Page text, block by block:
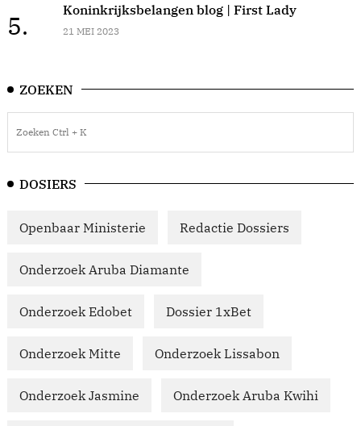
5.
Koninkrijksbelangen blog | First Lady
21 MEI 2023
ZOEKEN
DOSIERS
Openbaar Ministerie Redactie Dossiers
Onderzoek Aruba Diamante
Onderzoek Edobet Dossier 1xBet
Onderzoek Mitte Onderzoek Lissabon
Onderzoek Jasmine Onderzoek Aruba Kwihi